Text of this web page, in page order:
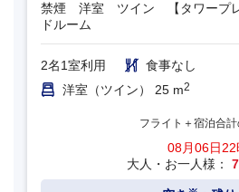
禁煙 洋室 ツイン 【タワープレ
ドルーム
2名1室利用
食事なし
洋室（ツイン） 25 m2
フライト＋宿泊合
08月06日
大人・お一人様：